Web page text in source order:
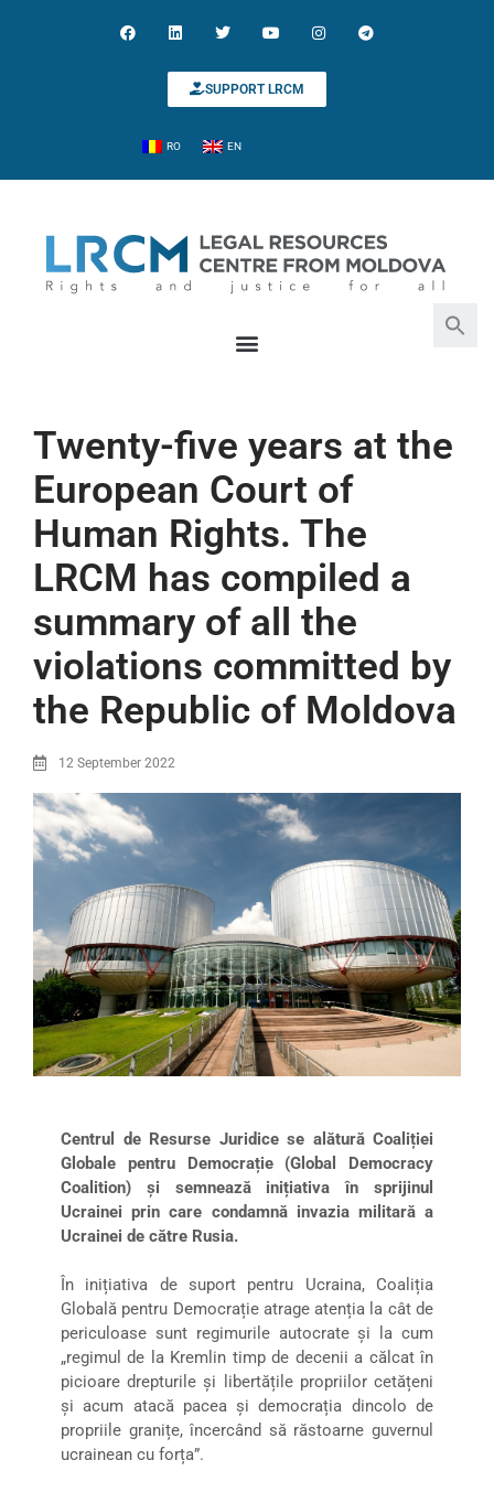
SUPPORT LRCM
RO EN
Twenty-five years at the
European Court of
Human Rights. The
LRCM has compiled a
summary of all the
violations committed by
the Republic of Moldova
12 September 2022
Centrul de Resurse Juridice se alătură Coaliției
Globale pentru Democrație (Global Democracy
Coalition) și semnează inițiativa în sprijinul
Ucrainei prin care condamnă invazia militară a
Ucrainei de către Rusia.
În inițiativa de suport pentru Ucraina, Coaliția
Globală pentru Democrație atrage atenția la cât de
periculoase sunt regimurile autocrate și la cum
„regimul de la Kremlin timp de decenii a călcat în
picioare drepturile și libertățile propriilor cetățeni
și acum atacă pacea și democrația dincolo de
propriile granițe, încercând să răstoarne guvernul
ucrainean cu forța”.